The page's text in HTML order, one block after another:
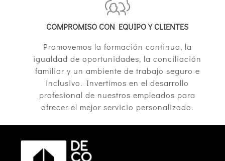
COMPROMISO CON EQUIPO Y CLIENTES
Promovemos la formación continua, la
igualdad de oportunidades, la conciliación
familiar y un ambiente de trabajo seguro e
inclusivo. Invertimos en el desarrollo
profesional de nuestros empleados para
ofrecer el mejor servicio personalizado.